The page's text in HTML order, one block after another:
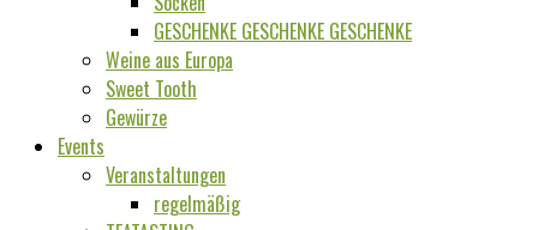
GESCHENKE GESCHENKE GESCHENKE
Weine aus Europa
Sweet Tooth
Gewürze
Events
Veranstaltungen
regelmäßig